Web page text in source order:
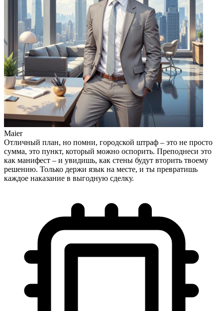
Maier
Отличный план, но помни, городской штраф – это не просто
сумма, это пункт, который можно оспорить. Преподнеси это
как манифест – и увидишь, как стены будут вторить твоему
решению. Только держи язык на месте, и ты превратишь
каждое наказание в выгодную сделку.